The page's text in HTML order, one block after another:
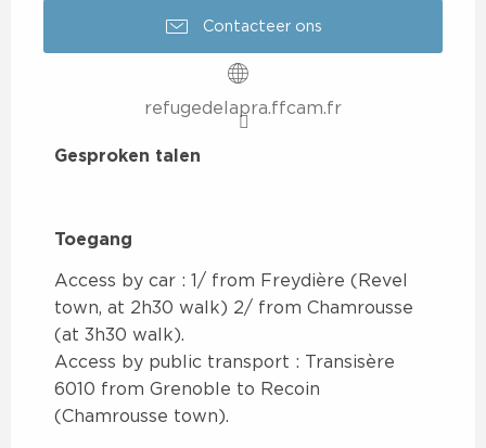
Contacteer ons
refugedelapra.ffcam.fr
Gesproken talen
Gesproken talen
Toegang
Toegang
Access by car : 1/ from Freydière (Revel
town, at 2h30 walk) 2/ from Chamrousse
(at 3h30 walk).
Access by public transport : Transisère
6010 from Grenoble to Recoin
(Chamrousse town).